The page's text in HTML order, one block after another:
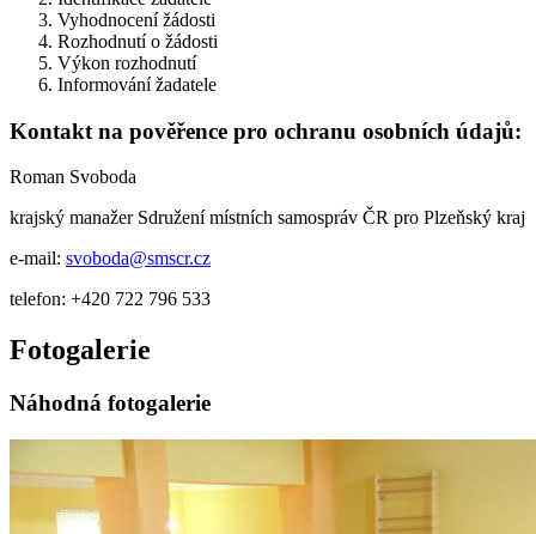
Vyhodnocení žádosti
Rozhodnutí o žádosti
Výkon rozhodnutí
Informování žadatele
Kontakt na pověřence pro ochranu osobních údajů:
Roman Svoboda
krajský manažer Sdružení místních samospráv ČR pro Plzeňský kraj
e-mail: svoboda@smscr.cz
telefon: +420 722 796 533
Fotogalerie
Náhodná fotogalerie